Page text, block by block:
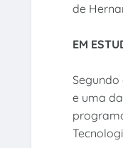
de
EM
e uma